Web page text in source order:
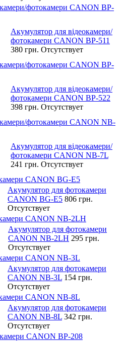
фотокамери CANON BP-
Акумулятор для відеокамери/
фотокамери CANON BP-511
380 грн. Отсутствует
фотокамери CANON BP-
Акумулятор для відеокамери/
фотокамери CANON BP-522
398 грн. Отсутствует
фотокамери CANON NB-
Акумулятор для відеокамери/
фотокамери CANON NB-7L
241 грн. Отсутствует
CANON BG-E5
Акумулятор для фотокамери
CANON BG-E5 806 грн.
Отсутствует
CANON NB-2LH
Акумулятор для фотокамери
CANON NB-2LH 295 грн.
Отсутствует
CANON NB-3L
Акумулятор для фотокамери
CANON NB-3L 154 грн.
Отсутствует
CANON NB-8L
Акумулятор для фотокамери
CANON NB-8L 342 грн.
Отсутствует
CANON BP-208